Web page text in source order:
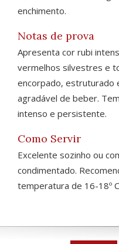
enchimento.
Notas de prova
Apresenta cor rubi
vermelhos silvestres e
encorpado, estruturado
agradável de beber.
intenso e persistente.
Como Servir
Excelente sozinho ou
condimentado.
temperatura de 16-18º